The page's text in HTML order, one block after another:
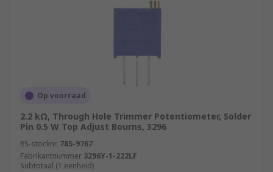
Op voorraad
2.2 kΩ, Through Hole Trimmer Potentiometer, Solder
Pin 0.5 W Top Adjust Bourns, 3296
RS-stocknr. 785-9767
Fabrikantnummer 3296Y-1-222LF
Subtotaal (1 eenheid)